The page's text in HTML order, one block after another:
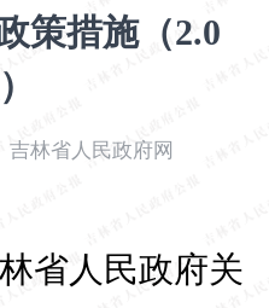
策措施（2.0
吉林省人民政府网
省人民政府关